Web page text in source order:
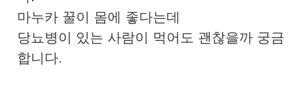
마누카 꿀이 몸에 좋다는데
당뇨병이 있는 사람이 먹어도 괜찮을까 궁금
합니다.